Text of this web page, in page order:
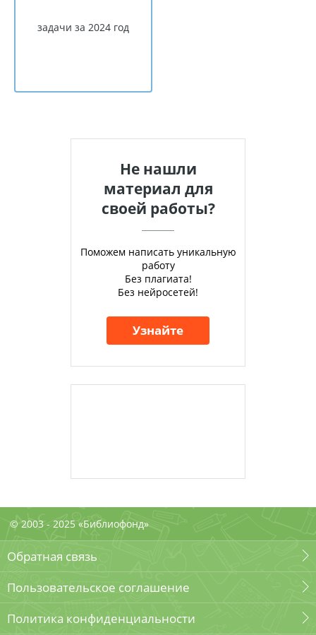
задачи за 2024 год
Не нашли
материал для
своей работы?
Поможем написать уникальную
работу
Без плагиата!
Без нейросетей!
Узнайте
© 2003 - 2025 «Библиофонд»
Обратная связь
Пользовательское соглашение
Политика конфиденциальности